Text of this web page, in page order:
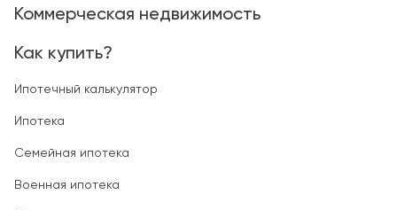
Коммерческая недвижимость
Как купить?
Ипотечный калькулятор
Ипотека
Семейная ипотека
Военная ипотека